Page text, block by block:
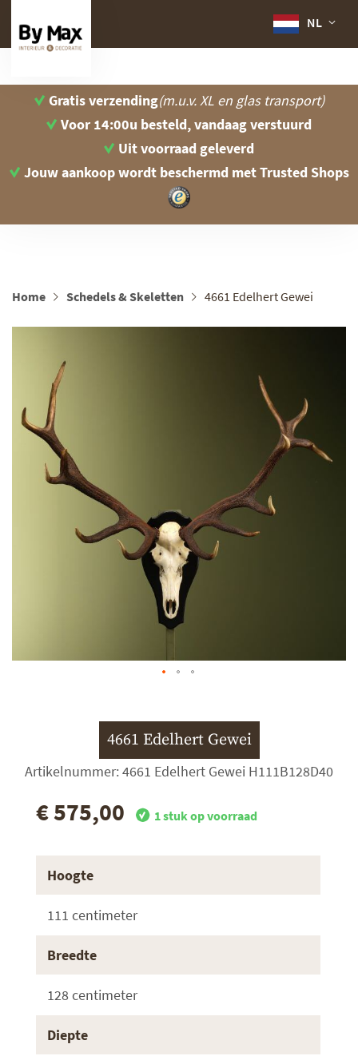
NL
Gratis verzending(m.u.v. XL en glas transport)
Voor 14:00u besteld, vandaag verstuurd
Uit voorraad geleverd
Jouw aankoop wordt beschermd met Trusted Shops
Home Schedels & Skeletten 4661 Edelhert Gewei
4661 Edelhert Gewei
Artikelnummer: 4661 Edelhert Gewei H111B128D40
€ 575,00 1 stuk op voorraad
Hoogte
111 centimeter
Breedte
128 centimeter
Diepte